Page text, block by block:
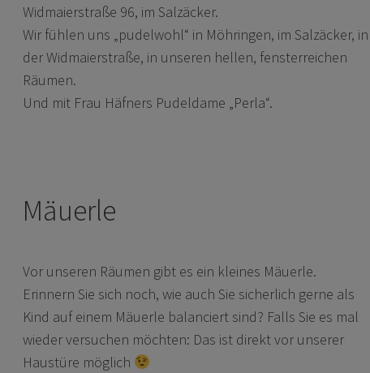
Widmaierstraße 96, im Salzäcker.
Wir fühlen uns „pudelwohl“ in Möhringen, im Salzäcker, in
der Widmaierstraße, in unseren hellen, fensterreichen
Räumen.
Und mit Frau Häfners Pudeldame „Perla“.
Mäuerle
Vor unseren Räumen gibt es ein kleines Mäuerle.
Erinnern Sie sich noch, wie auch Sie sicherlich gerne als
Kind auf einem Mäuerle balanciert sind? Falls Sie es mal
wieder versuchen möchten: Das ist direkt vor unserer
Haustüre möglich